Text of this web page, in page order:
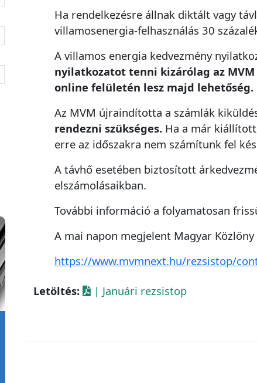
Helyszíni fotó (opcionális):
Tovább
Email cím -a
Telefonszám -
Vissza
Ha rendelkezésre állnak diktált vagy
villamosenergia-felhasználás 30
A villamos energia kedvezmény
nyilatkozatot tenni kizárólag az
online felületén lesz majd lehetőség.
Az MVM újraindította a számlák
rendezni szükséges. Ha a már
erre az időszakra nem számítunk fel
A távhő esetében biztosított
elszámolásaikban.
További információ a folyamatosan
A mai napon megjelent Magyar
https://www.mvmnext.hu/rezsistop/
Letöltés: | Januári rezsistop